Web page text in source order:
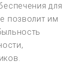
для
позволит им